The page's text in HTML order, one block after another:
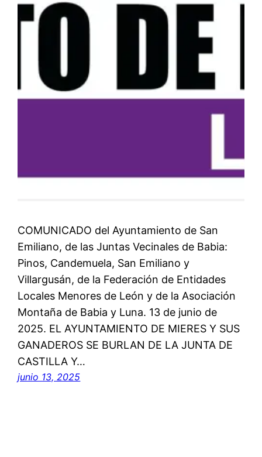
COMUNICADO del Ayuntamiento de San
Emiliano, de las Juntas Vecinales de Babia:
Pinos, Candemuela, San Emiliano y
Villargusán, de la Federación de Entidades
Locales Menores de León y de la Asociación
Montaña de Babia y Luna. 13 de junio de
2025. EL AYUNTAMIENTO DE MIERES Y SUS
GANADEROS SE BURLAN DE LA JUNTA DE
CASTILLA Y…
junio 13, 2025